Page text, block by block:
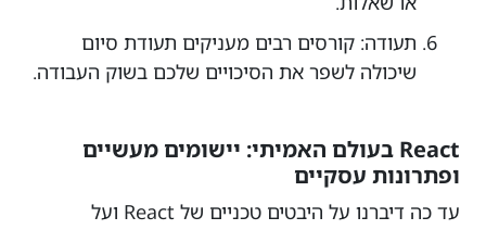
תעודה: קורסים רבים מעניקים תעודת סיום
שיכולה לשפר את הסיכויים שלכם בשוק העבודה.
React בעולם האמיתי: יישומים מעשיים
ופתרונות עסקיים
עד כה דיברנו על היבטים טכניים של React ועל